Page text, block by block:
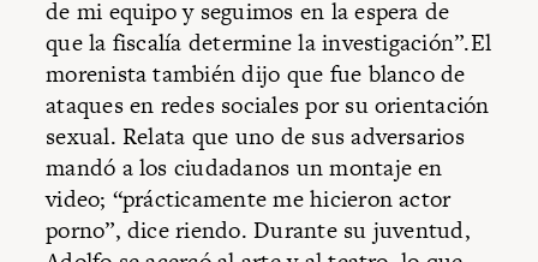
de mi equipo y seguimos en la espera de
que la fiscalía determine la investigación”.El
morenista también dijo que fue blanco de
ataques en redes sociales por su orientación
sexual. Relata que uno de sus adversarios
mandó a los ciudadanos un montaje en
video; “prácticamente me hicieron actor
porno”, dice riendo. Durante su juventud,